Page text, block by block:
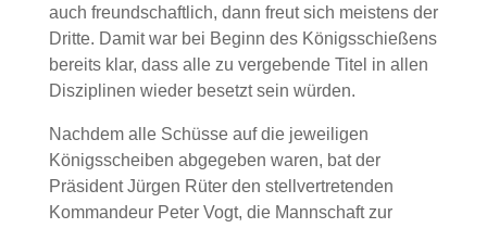
auch freundschaftlich, dann freut sich meistens der
Dritte. Damit war bei Beginn des Königsschießens
bereits klar, dass alle zu vergebende Titel in allen
Disziplinen wieder besetzt sein würden.
Nachdem alle Schüsse auf die jeweiligen
Königsscheiben abgegeben waren, bat der
Präsident Jürgen Rüter den stellvertretenden
Kommandeur Peter Vogt, die Mannschaft zur